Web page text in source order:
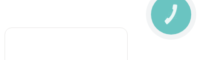
CALL
BUTTON